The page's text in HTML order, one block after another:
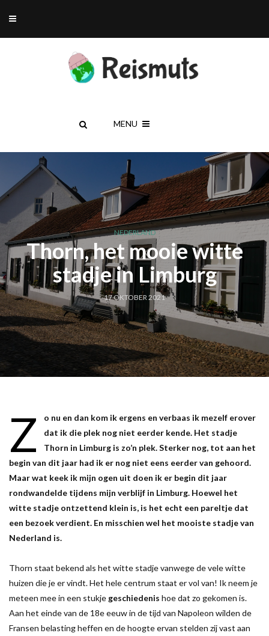
MENU
NEDERLAND
Thorn, het mooie witte
stadje in Limburg
17 OKTOBER 2021
Z
o nu en dan kom ik ergens en verbaas ik mezelf erover
dat ik die plek nog niet eerder kende. Het stadje
Thorn in Limburg is zo’n plek. Sterker nog, tot aan het
begin van dit jaar had ik er nog niet eens eerder van gehoord.
Maar wat keek ik mijn ogen uit doen ik er begin dit jaar
rondwandelde tijdens mijn verblijf in Limburg. Hoewel het
witte stadje ontzettend klein is, is het echt een pareltje dat
een bezoek verdient. En misschien wel het mooiste stadje van
Nederland is.
Thorn staat bekend als het witte stadje vanwege de vele witte
huizen die je er vindt. Het hele centrum staat er vol van! Ik neem je
meteen mee in een stukje geschiedenis hoe dat zo gekomen is.
Aan het einde van de 18e eeuw in de tijd van Napoleon wilden de
Fransen belasting heffen en de hoogte ervan stelden zij vast aan